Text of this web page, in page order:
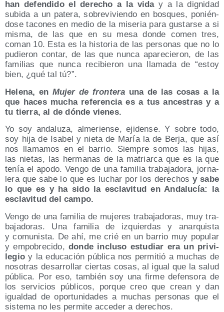
han defen­di­do el dere­cho a la viday a la dig­ni­dad
subi­da a un pate­ra, sobre­vi­vien­do en bos­ques, ponién­
do­se taco­nes en medio de la mise­ria para gus­tar­se a si
mis­ma, de las que en su mesa don­de comen tres,
coman 10. Esta es la his­to­ria de las per­so­nas que no lo
pudie­ron con­tar, de las que nun­ca apa­re­cie­ron, de las
fami­lias que nun­ca reci­bie­ron una lla­ma­da de “estoy
bien, ¿qué tal tú?”.
Hele­na, en Mujer de fron­te­ra una de las cosas a la
que haces mucha refe­ren­cia es a tus ances­tras y a
tu tie­rra, al de dón­de vienes.
Yo soy anda­lu­za, alme­rien­se, eji­den­se. Y sobre todo,
soy hija de Isa­bel y nie­ta de María la de Ber­ja, que así
nos lla­ma­mos en el barrio. Siem­pre somos las hijas,
las nie­tas, las her­ma­nas de la matriar­ca que es la que
tenía el apo­do. Ven­go de una fami­lia tra­ba­ja­do­ra, jor­na­
le­ra que sabe lo que es luchar por los dere­chosy sabe
lo que es y ha sido la escla­vi­tud en Anda­lu­cía: la
escla­vi­tud del cam­po.
Ven­go de una fami­lia de muje­res tra­ba­ja­do­ras, muy tra­
ba­ja­do­ras. Una fami­lia de izquier­das y anar­quis­ta
y comu­nis­ta. De ahí, me crié en un barrio muy popu­lar
y empo­bre­ci­do, don­de inclu­so estu­diar era un pri­vi­
le­gio y la edu­ca­ción públi­ca nos per­mi­tió a muchas de
noso­tras desa­rro­llar cier­tas cosas, al igual que la salud
públi­ca. Por eso, tam­bién soy una fir­me defen­so­ra de
los ser­vi­cios públi­cos, por­que creo que crean y dan
igual­dad de opor­tu­ni­da­des a muchas per­so­nas que el
sis­te­ma no les per­mi­te acce­der a derechos.